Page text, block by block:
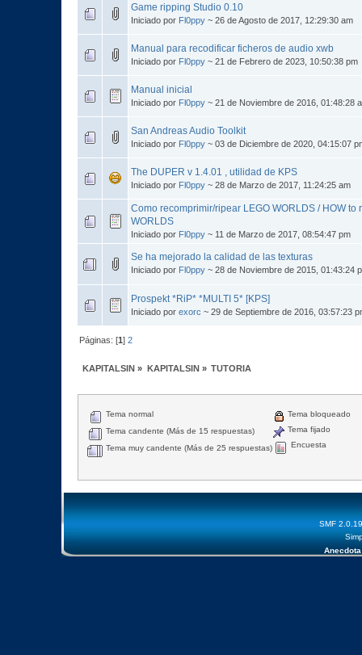
Game ripping Studio 0.10
Iniciado por Fl0ppy ~ 26 de Agosto de 2017, 12:29:30 am
Manual para recodificar ficheros de audio xwb
Iniciado por Fl0ppy ~ 21 de Febrero de 2023, 10:50:38 pm
Manual inicial
Iniciado por Fl0ppy ~ 21 de Noviembre de 2016, 01:48:28
San Andreas Audio Toolkit
Iniciado por Fl0ppy ~ 03 de Diciembre de 2020, 04:15:07
The DUPER v 1.4.01 , utilidad de KPS
Iniciado por Fl0ppy ~ 28 de Marzo de 2017, 11:24:25 am
Como recomprimir/ripear LEGO WORLDS / HOW to
WORLDS
Iniciado por Fl0ppy ~ 11 de Marzo de 2017, 08:54:47 pm
Se ha mejorado la calidad de las texturas
Iniciado por Fl0ppy ~ 28 de Noviembre de 2015, 01:43:24
Prospekt *RiP* *MULTI 5* [KPS]
Iniciado por exorc ~ 29 de Septiembre de 2016, 03:57:23
Páginas: [1]2
KAPITALSIN » KAPITALSIN» TUTORIA
Tema normal
Tema candente (Más de 15 respuestas)
Tema muy candente (Más de 25 respuestas)
Tema bloqueado
Tema fijado
Encuesta
SMF 2.0.19
Anecdota